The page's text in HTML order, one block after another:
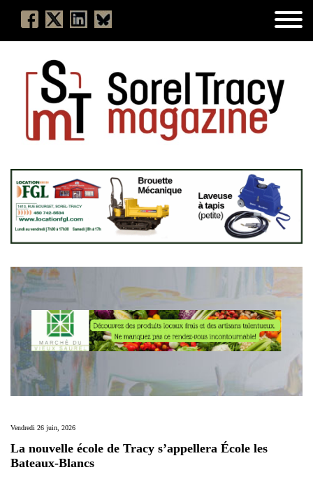
Vendredi 26 juin, 2026
La nouvelle école de Tracy s’appellera École les
Bateaux-Blancs